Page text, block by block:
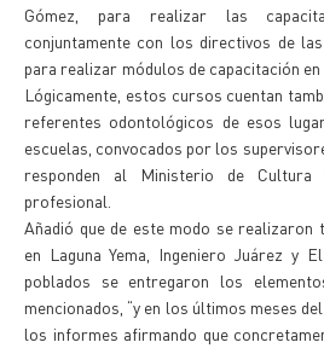
Gómez, para realizar las
conjuntamente con los directivos de
para realizar módulos de capacitación
Lógicamente, estos cursos cuentan
referentes odontológicos de esos
escuelas, convocados por los
responden al Ministerio de Cultura
profesional.
Añadió que de este modo se realizaron
en Laguna Yema, Ingeniero Juárez y
poblados se entregaron los
mencionados, “y en los últimos meses
los informes afirmando que